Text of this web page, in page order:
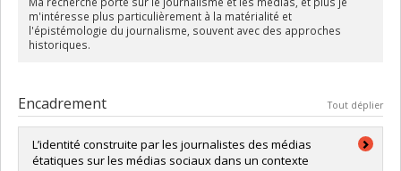
m'intéresse plus particulièrement à la matérialité et
l'épistémologie du journalisme, souvent avec des approches
historiques.
Encadrement Tout déplier
L’identité construite par les journalistes des médias
étatiques sur les médias sociaux dans un contexte